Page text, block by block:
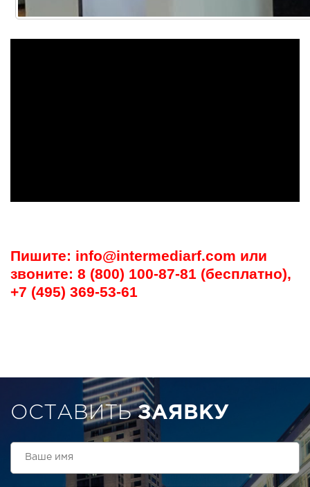
Пишите: info@intermediarf.com или
звоните: 8 (800) 100-87-81 (бесплатно),
+7 (495) 369-53-61
ОСТАВИТЬЗАЯВКУ